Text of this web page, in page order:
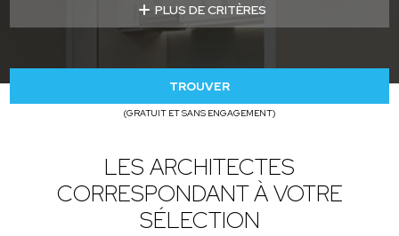
PLUS DE CRITÈRES
TROUVER
(GRATUIT ET SANS ENGAGEMENT)
LES ARCHITECTES
CORRESPONDANT À VOTRE
SÉLECTION